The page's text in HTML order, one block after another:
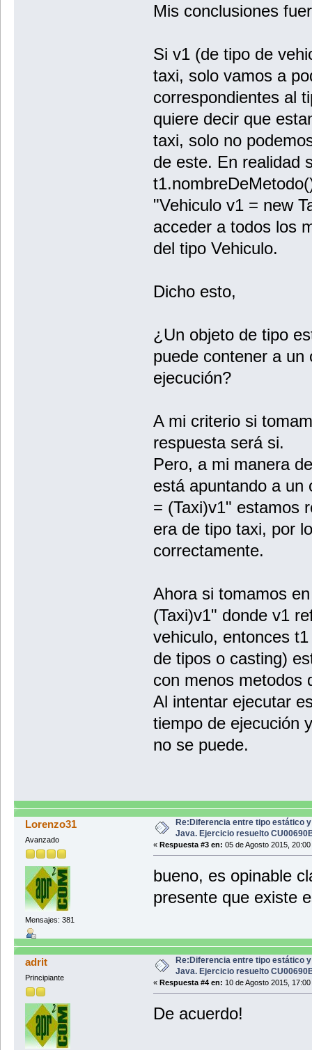
Mis conclusiones
Si v1 (de tipo de
taxi, solo vamos a
correspondientes al
quiere decir que
taxi, solo no
de este. En realidad
"Vehiculo v1 = new
acceder a todos los
del tipo Vehiculo.
Dicho esto,
¿Un objeto de tipo
puede contener a un
ejecución?
A mi criterio si
respuesta será si.
Pero, a mi manera
está apuntando a un
= (Taxi)v1" estamos
era de tipo taxi, por
correctamente.
Ahora si tomamos
(Taxi)v1" donde v1
vehiculo, entonces
de tipos o casting)
con menos metodos
Al intentar ejecutar
tiempo de ejecución
no se puede.
Lorenzo31
Avanzado
Mensajes: 381
Re:Diferencia entre tipo estático
Java. Ejercicio resuelto
« Respuesta #3 en: 05 de Agosto 2015, 20:00
bueno, es opinable
presente que existe
adrit
Principiante
Re:Diferencia entre tipo estático
Java. Ejercicio resuelto
« Respuesta #4 en: 10 de Agosto 2015, 17:00
De acuerdo!